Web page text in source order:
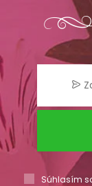
Súhlasím